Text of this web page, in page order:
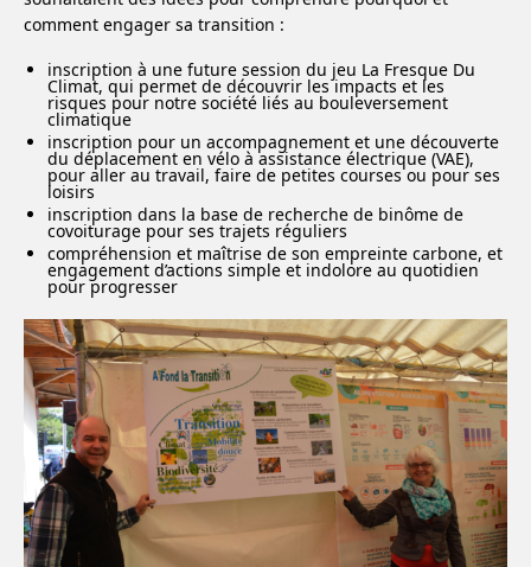
comment engager sa transition :
inscription à une future session du jeu La Fresque Du
Climat, qui permet de découvrir les impacts et les
risques pour notre société liés au bouleversement
climatique
inscription pour un accompagnement et une découverte
du déplacement en vélo à assistance électrique (VAE),
pour aller au travail, faire de petites courses ou pour ses
loisirs
inscription dans la base de recherche de binôme de
covoiturage pour ses trajets réguliers
compréhension et maîtrise de son empreinte carbone, et
engagement d’actions simple et indolore au quotidien
pour progresser